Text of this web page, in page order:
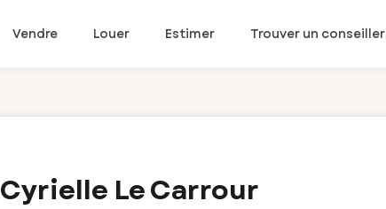
Vendre Louer Estimer Trouver un conseiller
Cyrielle Le Carrour